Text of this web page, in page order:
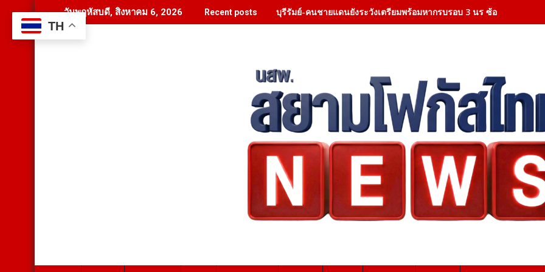
to
content
วันพฤหัสบดี, สิงหาคม 6, 2026 Recent posts บุรีรัมย์-คนชายแดนยังระวังเตรียมพร้อมหากรบรอบ 3 นร ซ้อมอพยพประจ
TH